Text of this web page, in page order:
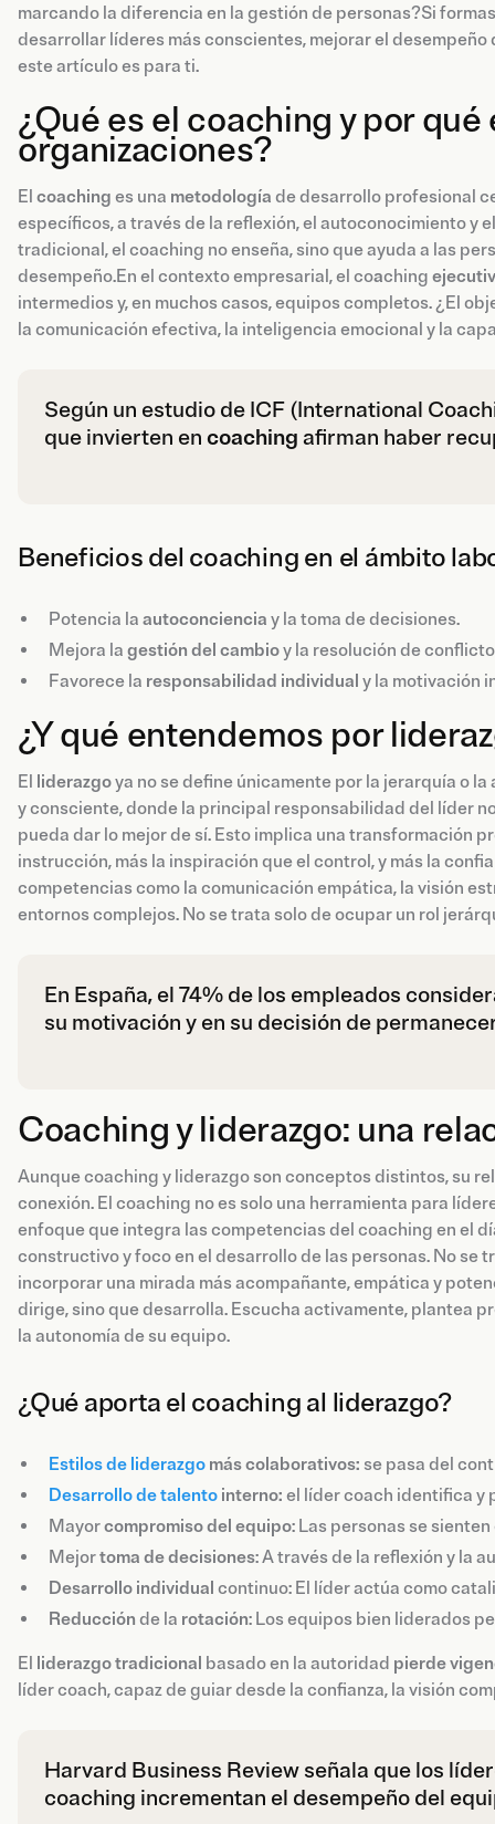
marcando la diferencia en la gestión de personas?Si
desarrollar líderes más conscientes, mejorar el
este artículo es para ti.
¿Qué es el coaching y por
organizaciones?
El coaching es una metodología de desarrollo profesional
específicos, a través de la reflexión, el autoconocimiento y
tradicional, el coaching no enseña, sino que ayuda a las
desempeño.En el contexto empresarial, el coaching
intermedios y, en muchos casos, equipos completos. ¿El
la comunicación efectiva, la inteligencia emocional y la
Según un estudio de ICF (International
que invierten en coaching afirman haber
Beneficios del coaching en el ámbito
Potencia la autoconciencia y la toma de decisiones.
Mejora la gestión del cambioy la resolución de
Favorece la responsabilidad individual y la motivación
¿Y qué entendemos por
El liderazgoya no se define únicamente por la jerarquía o
y consciente, donde la principal responsabilidad del líder
pueda dar lo mejor de sí. Esto implica una transformación
instrucción, más la inspiración que el control, y más la
competencias como la comunicación empática, la visión
entornos complejos. No se trata solo de ocupar un rol
En España, el 74% de los empleados
su motivación y en su decisión de
Coaching y liderazgo: una
Aunque coaching y liderazgo son conceptos distintos, su
conexión. El coaching no es solo una herramienta para
enfoque que integra las competencias del coaching en el
constructivo y foco en el desarrollo de las personas. No se
incorporar una mirada más acompañante, empática y
dirige, sino que desarrolla. Escucha activamente, plantea
la autonomía de su equipo.
¿Qué aporta el coaching al liderazgo?
Estilos de liderazgo más colaborativos: se pasa del
Desarrollo de talento interno: el líder coach identifica y
Mayorcompromiso del equipo: Las personas se
Mejortoma de decisiones: A través de la reflexión y la
Desarrollo individual continuo: El líder actúa como
Reducción de la rotación: Los equipos bien liderados
El liderazgo tradicional basado en la autoridad pierde
líder coach, capaz de guiar desde la confianza, la visión
Harvard Business Review señala que los
coaching incrementan el desempeño del